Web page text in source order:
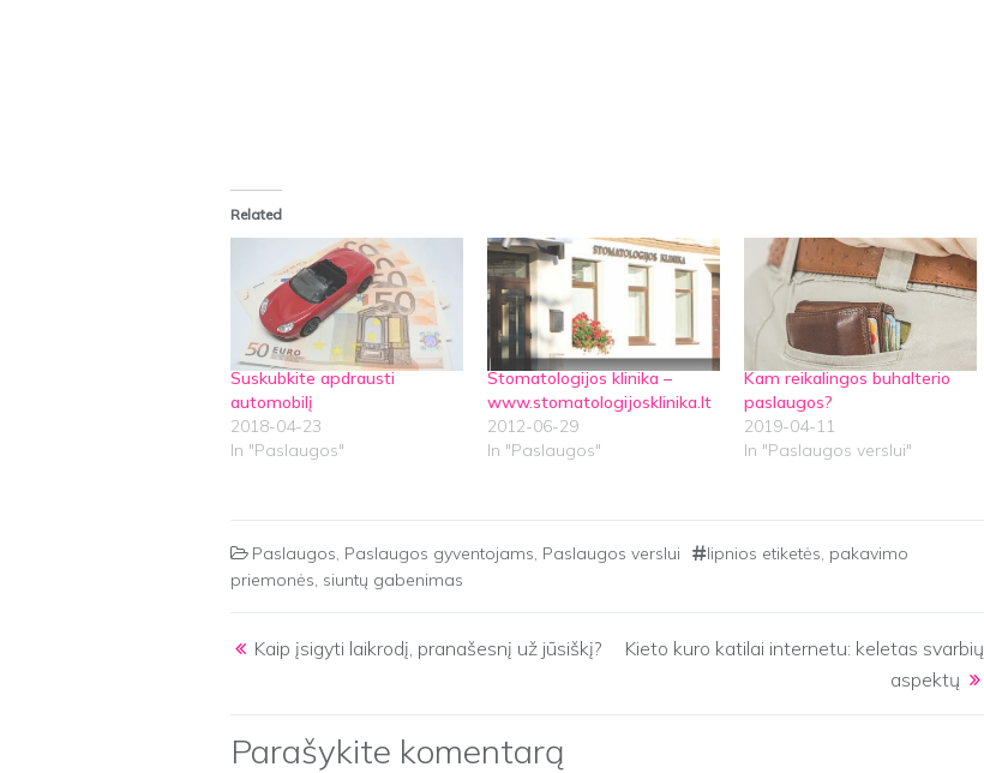
Related
Suskubkite apdrausti
automobilį
2018-04-23
In "Paslaugos"
Stomatologijos klinika –
www.stomatologijosklinika.lt
2012-06-29
In "Paslaugos"
Kam reikalingos buhalterio
paslaugos?
2019-04-11
In "Paslaugos verslui"
Paslaugos, Paslaugos gyventojams, Paslaugos verslui lipnios etiketės, pakavimo
priemonės, siuntų gabenimas
Post navigation
Kaip įsigyti laikrodį, pranašesnį už jūsiškį?
Kieto kuro katilai internetu: keletas svarbių
aspektų
Parašykite komentarą